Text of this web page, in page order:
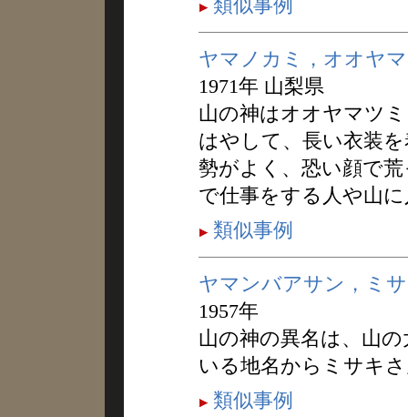
類似事例
ヤマノカミ，オオヤ
1971年 山梨県
山の神はオオヤマツ
はやして、長い衣装
勢がよく、恐い顔で
で仕事をする人や山
類似事例
ヤマンバアサン，ミ
1957年
山の神の異名は、山
いる地名からミサキ
類似事例